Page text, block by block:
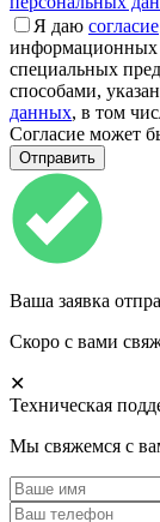
Я даю согласие
информационных
специальных
способами,
данных, в том
Согласие может
Ваша заявка
Скоро с вами
✕
Техническая
Мы свяжемся с